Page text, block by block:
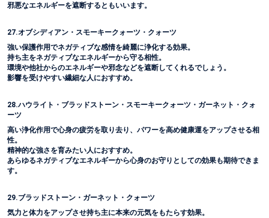
邪悪なエネルギーを遮断するともいいます。
27.オブシディアン・スモーキークォーツ・クォーツ
強い保護作用でネガティブな感情を綺麗に浄化する効果。
持ち主をネガティブなエネルギーから守る相性。
環境や他社からのエネルギーや邪念などを遮断してくれるでしょう。
影響を受けやすい繊細な人におすすめ。
28.ハウライト・ブラッドストーン・スモーキークォーツ・ガーネット・クォ
ーツ
高い浄化作用で心身の疲労を取り去り、パワーを高め健康運をアップさせる相
性。
精神的な強さを育みたい人におすすめ。
あらゆるネガティブなエネルギーから心身のお守りとしての効果も期待できま
す。
29.ブラッドストーン・ガーネット・クォーツ
気力と体力をアップさせ持ち主に本来の元気をもたらす効果。